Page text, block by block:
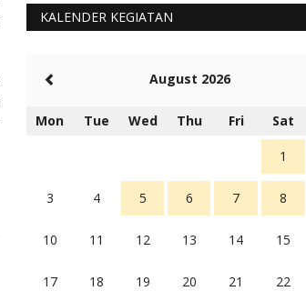
KALENDER KEGIATAN
August 2026
Mon Tue Wed Thu Fri Sat
1
3 4 5 6 7 8
10 11 12 13 14 15
17 18 19 20 21 22